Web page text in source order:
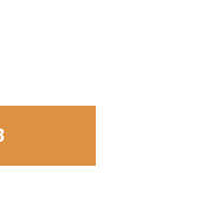
Schaltflächen um